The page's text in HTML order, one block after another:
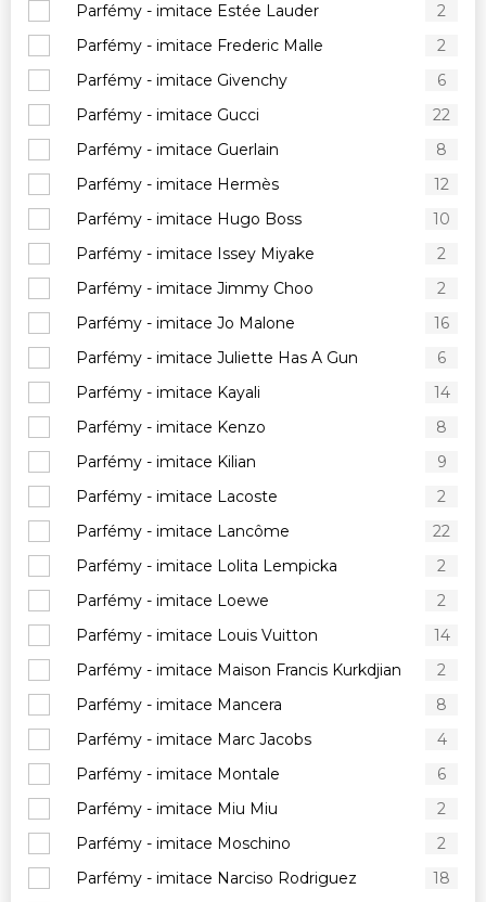
Parfémy - imitace Estée Lauder
2
Parfémy - imitace Frederic Malle
2
Parfémy - imitace Givenchy
6
Parfémy - imitace Gucci
22
Parfémy - imitace Guerlain
8
Parfémy - imitace Hermès
12
Parfémy - imitace Hugo Boss
10
Parfémy - imitace Issey Miyake
2
Parfémy - imitace Jimmy Choo
2
Parfémy - imitace Jo Malone
16
Parfémy - imitace Juliette Has A Gun
6
Parfémy - imitace Kayali
14
Parfémy - imitace Kenzo
8
Parfémy - imitace Kilian
9
Parfémy - imitace Lacoste
2
Parfémy - imitace Lancôme
22
Parfémy - imitace Lolita Lempicka
2
Parfémy - imitace Loewe
2
Parfémy - imitace Louis Vuitton
14
Parfémy - imitace Maison Francis Kurkdjian
2
Parfémy - imitace Mancera
8
Parfémy - imitace Marc Jacobs
4
Parfémy - imitace Montale
6
Parfémy - imitace Miu Miu
2
Parfémy - imitace Moschino
2
Parfémy - imitace Narciso Rodriguez
18